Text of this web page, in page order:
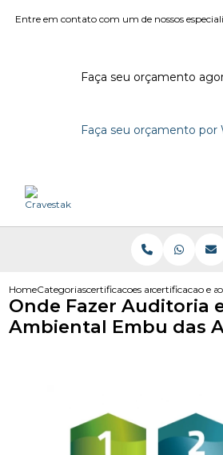
Entre em contato com um de nossos
Faça seu orçamento
Faça seu orçamento por
HomeCategoriascertificacoes ambientais
certificacao e
Onde Fazer Auditoria
Ambiental Embu das